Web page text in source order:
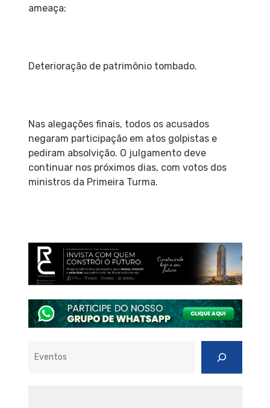
ameaça;
Deterioração de patrimônio tombado.
Nas alegações finais, todos os acusados
negaram participação em atos golpistas e
pediram absolvição. O julgamento deve
continuar nos próximos dias, com votos dos
ministros da Primeira Turma.